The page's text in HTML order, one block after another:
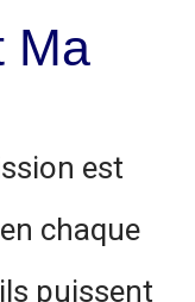
Ma
est
chaque
puissent